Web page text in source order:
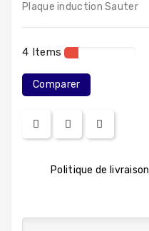
Plaque induction Sauter
4 Items
Comparer
Politique de livraison